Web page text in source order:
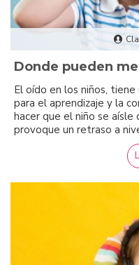
Donde pueden
El oído en los niños,
para el aprendizaje y la
hacer que el niño se
provoque un retraso a